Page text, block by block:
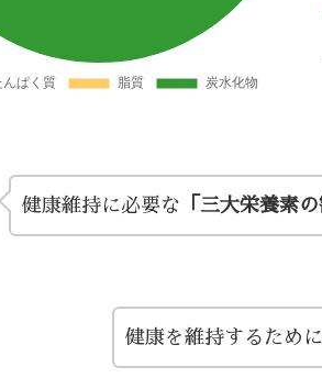
健康維持に必要な 「三大栄養素の
健康を維持するため